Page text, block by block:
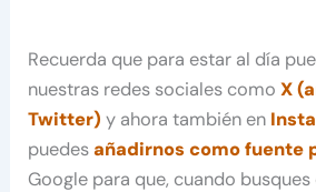
Recuerda que para estar al día
nuestras redes sociales comoX
Twitter) y ahora también en
puedesañadirnos como fuente
Google para que, cuando